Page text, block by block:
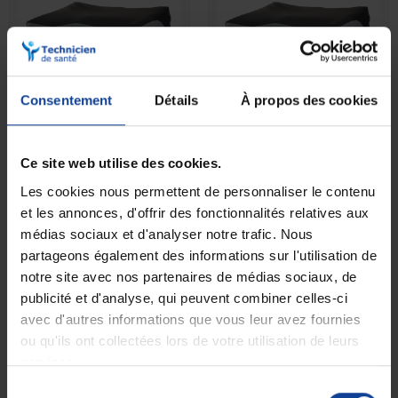
Consentement Détails À propos des cookies
Ce site web utilise des cookies.
Les cookies nous permettent de personnaliser le contenu
et les annonces, d'offrir des fonctionnalités relatives aux
médias sociaux et d'analyser notre trafic. Nous
partageons également des informations sur l'utilisation de
notre site avec nos partenaires de médias sociaux, de
publicité et d'analyse, qui peuvent combiner celles-ci
avec d'autres informations que vous leur avez fournies
ou qu'ils ont collectées lors de votre utilisation de leurs
services.
RUPTURE DE STOCK
Coussins Kalli Visco 42 x
81,00 €
Coussins Kalli Visco 50 x
81,00 €